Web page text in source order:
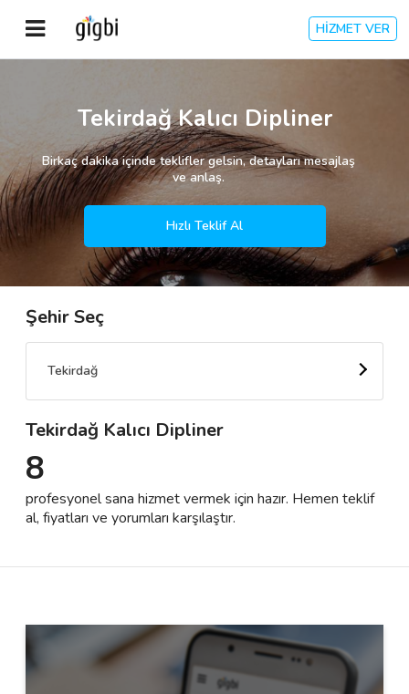
HİZMET VER
Giriş Yap
Kayıt Ol
Kategoriler
🎈 Biz Kimiz?
🌟 Müşteri Değerlendirmeleri
Destek
İletişim
Tekirdağ Kalıcı Dipliner
Birkaç dakika içinde teklifler gelsin, detayları mesajlaş
ve anlaş.
Hızlı Teklif Al
Şehir Seç
Tekirdağ
Tekirdağ Kalıcı Dipliner
8
profesyonel sana hizmet vermek için hazır. Hemen teklif
al, fiyatları ve yorumları karşılaştır.